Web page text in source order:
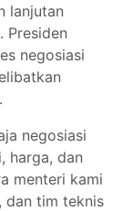
lanjutan
Presiden
negosiasi
negosiasi
harga, dan
menteri kami
dan tim teknis